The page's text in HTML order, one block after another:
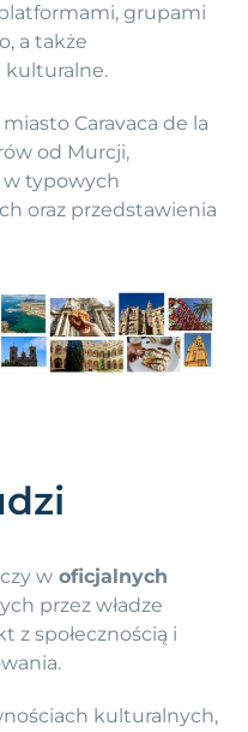
grupami
a także
kulturalne.
Caravaca de la
od Murcji,
w typowych
oraz przedstawienia
w oficjalnych
przez władze
z społecznością i
kulturalnych,